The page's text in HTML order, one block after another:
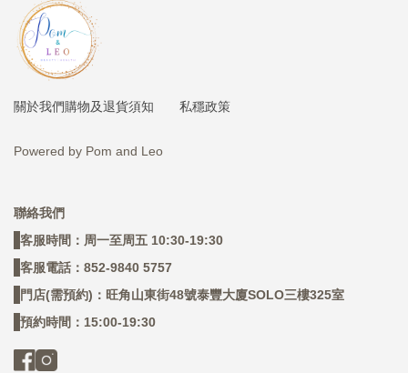
關於我們購物及退貨須知 私穩政策
Powered by Pom and Leo
聯絡我們
客服時間：周一至周五 10:30-19:30
客服電話：852-9840 5757
門店(需預約)：旺角山東街48號泰豐大廈SOLO三樓325室
預約時間：15:00-19:30